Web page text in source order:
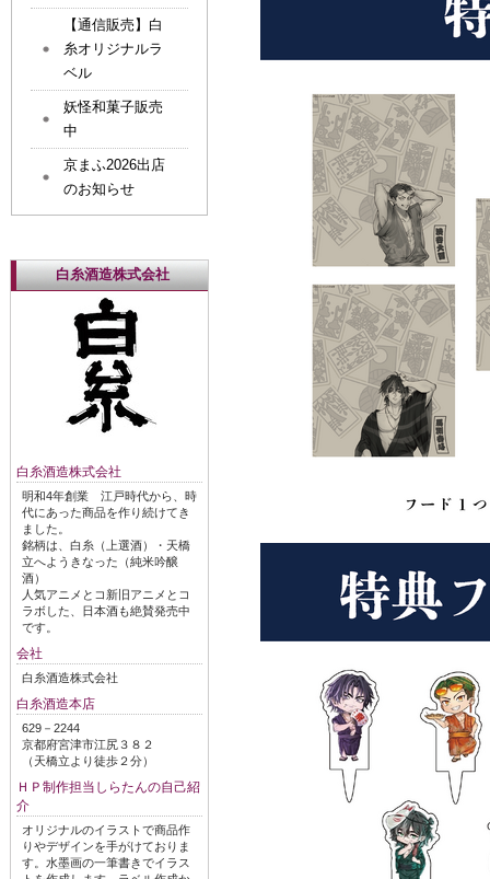
【通信販売】白
糸オリジナルラ
ベル
妖怪和菓子販売
中
京まふ2026出店
のお知らせ
白糸酒造株式会社
白糸酒造株式会社
明和4年創業 江戸時代から、時
代にあった商品を作り続けてき
ました。
銘柄は、白糸（上選酒）・天橋
立へようきなった（純米吟醸
酒）
人気アニメとコ新旧アニメとコ
ラボした、日本酒も絶賛発売中
です。
会社
白糸酒造株式会社
白糸酒造本店
629－2244
京都府宮津市江尻３８２
（天橋立より徒歩２分）
ＨＰ制作担当しらたんの自己紹
介
オリジナルのイラストで商品作
りやデザインを手がけておりま
す。水墨画の一筆書きでイラス